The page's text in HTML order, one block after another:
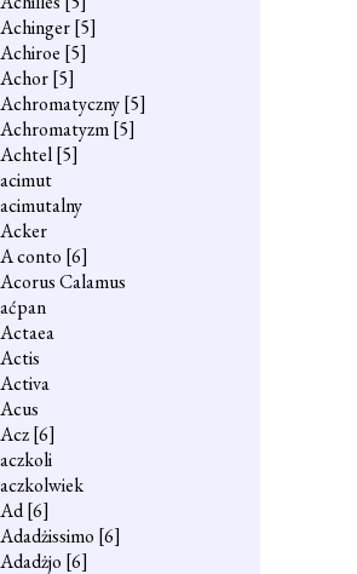
Achinger[5]
Achiroe [5]
Achor[5]
Achromatyczny[5]
Achromatyzm[5]
Achtel[5]
acimut
acimutalny
Acker
A conto [6]
Acorus Calamus
aćpan
Actaea
Actis
Activa
Acus
Acz[6]
aczkoli
aczkolwiek
Ad[6]
Adadżissimo [6]
Adadżjo [6]